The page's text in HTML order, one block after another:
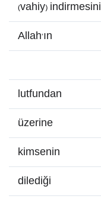
(vahiy) indirmesini
Allah’ın
lutfundan
üzerine
kimsenin
dilediği